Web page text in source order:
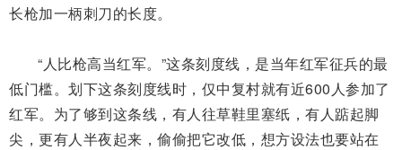
长枪加一柄刺刀的长度。
“人比枪高当红军。”这条刻度线，是当年红军征兵的最
低门槛。划下这条刻度线时，仅中复村就有近600人参加了
红军。为了够到这条线，有人往草鞋里塞纸，有人踮起脚
尖，更有人半夜起来，偷偷把它改低，想方设法也要站在